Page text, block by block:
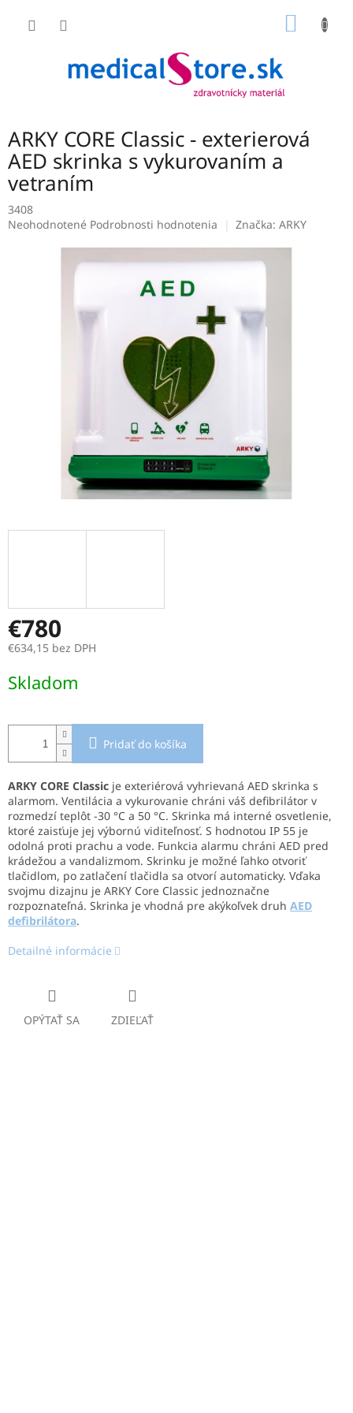
ARKY CORE Classic - exterierová
AED skrinka s vykurovaním a
vetraním
3408
Priemerné
Neohodnotené Podrobnosti hodnotenia Značka: ARKY
€780
€634,15 bez DPH
cena:
Skladom
Pridať do košíka
ARKY CORE Classic je exteriérová vyhrievaná AED skrinka s
alarmom. Ventilácia a vykurovanie chráni váš defibrilátor v
rozmedzí teplôt -30 °C a 50 °C. Skrinka má interné osvetlenie,
ktoré zaisťuje jej výbornú viditeľnosť. S hodnotou IP 55 je
odolná proti prachu a vode. Funkcia alarmu chráni AED pred
krádežou a vandalizmom. Skrinku je možné ľahko otvoriť
tlačidlom, po zatlačení tlačidla sa otvorí automaticky. Vďaka
svojmu dizajnu je ARKY Core Classic jednoznačne
rozpoznateľná. Skrinka je vhodná pre akýkoľvek druh AED
defibrilátora.
Detailné informácie
OPÝTAŤ SA ZDIEĽAŤ